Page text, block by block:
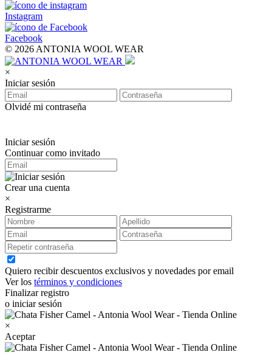
Instagram
Facebook
© 2026 ANTONIA WOOL WEAR
×
Iniciar sesión
Olvidé mi contraseña
Iniciar sesión
Continuar como invitado
Crear una cuenta
×
Registrarme
Quiero recibir descuentos exclusivos y novedades por email
Ver los términos y condiciones
Finalizar registro
o iniciar sesión
×
Aceptar